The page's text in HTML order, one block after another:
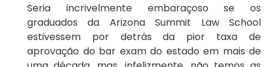
Seria incrivelmente embaraçoso se os
graduados da Arizona Summit Law School
estivessem por detrás da pior taxa de
aprovação do bar exam do estado em mais de